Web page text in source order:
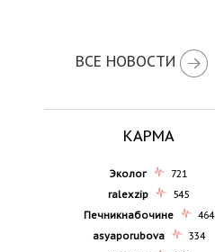
ВСЕ НОВОСТИ
КАРМА
Эколог
721
ralexzip
545
Печникнабочине
464
asyaporubova
334